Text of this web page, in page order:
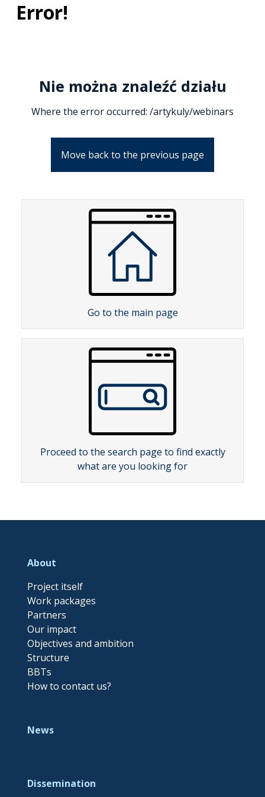
Error!
Nie można znaleźć działu
Where the error occurred: /artykuly/webinars
Move back to the previous page
Go to the main page
Proceed to the search page to find exactly
what are you looking for
About
Project itself
Work packages
Partners
Our impact
Objectives and ambition
Structure
BBTs
How to contact us?
News
Dissemination